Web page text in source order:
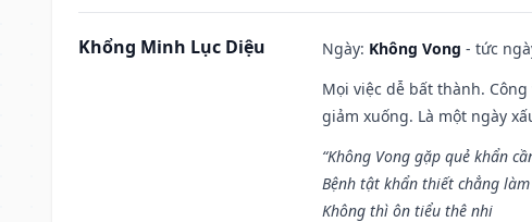
Khổng Minh Lục Diệu Ngày: Không Vong - tức
Mọi việc dễ bất thành.
giảm xuống. Là một ngày
“Không Vong gặp quẻ khẩn
Bệnh tật khẩn thiết chẳng
Không thì ôn tiểu thê nhi